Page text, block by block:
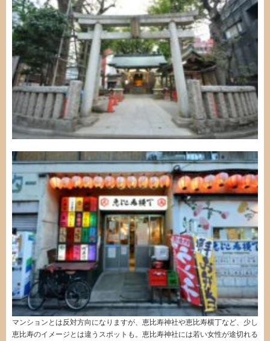
マンションとは反対方向になりますが、恵比寿神社や恵比寿横丁など、少し
恵比寿のイメージとは違うスポットも。恵比寿神社には若い女性が途切れる